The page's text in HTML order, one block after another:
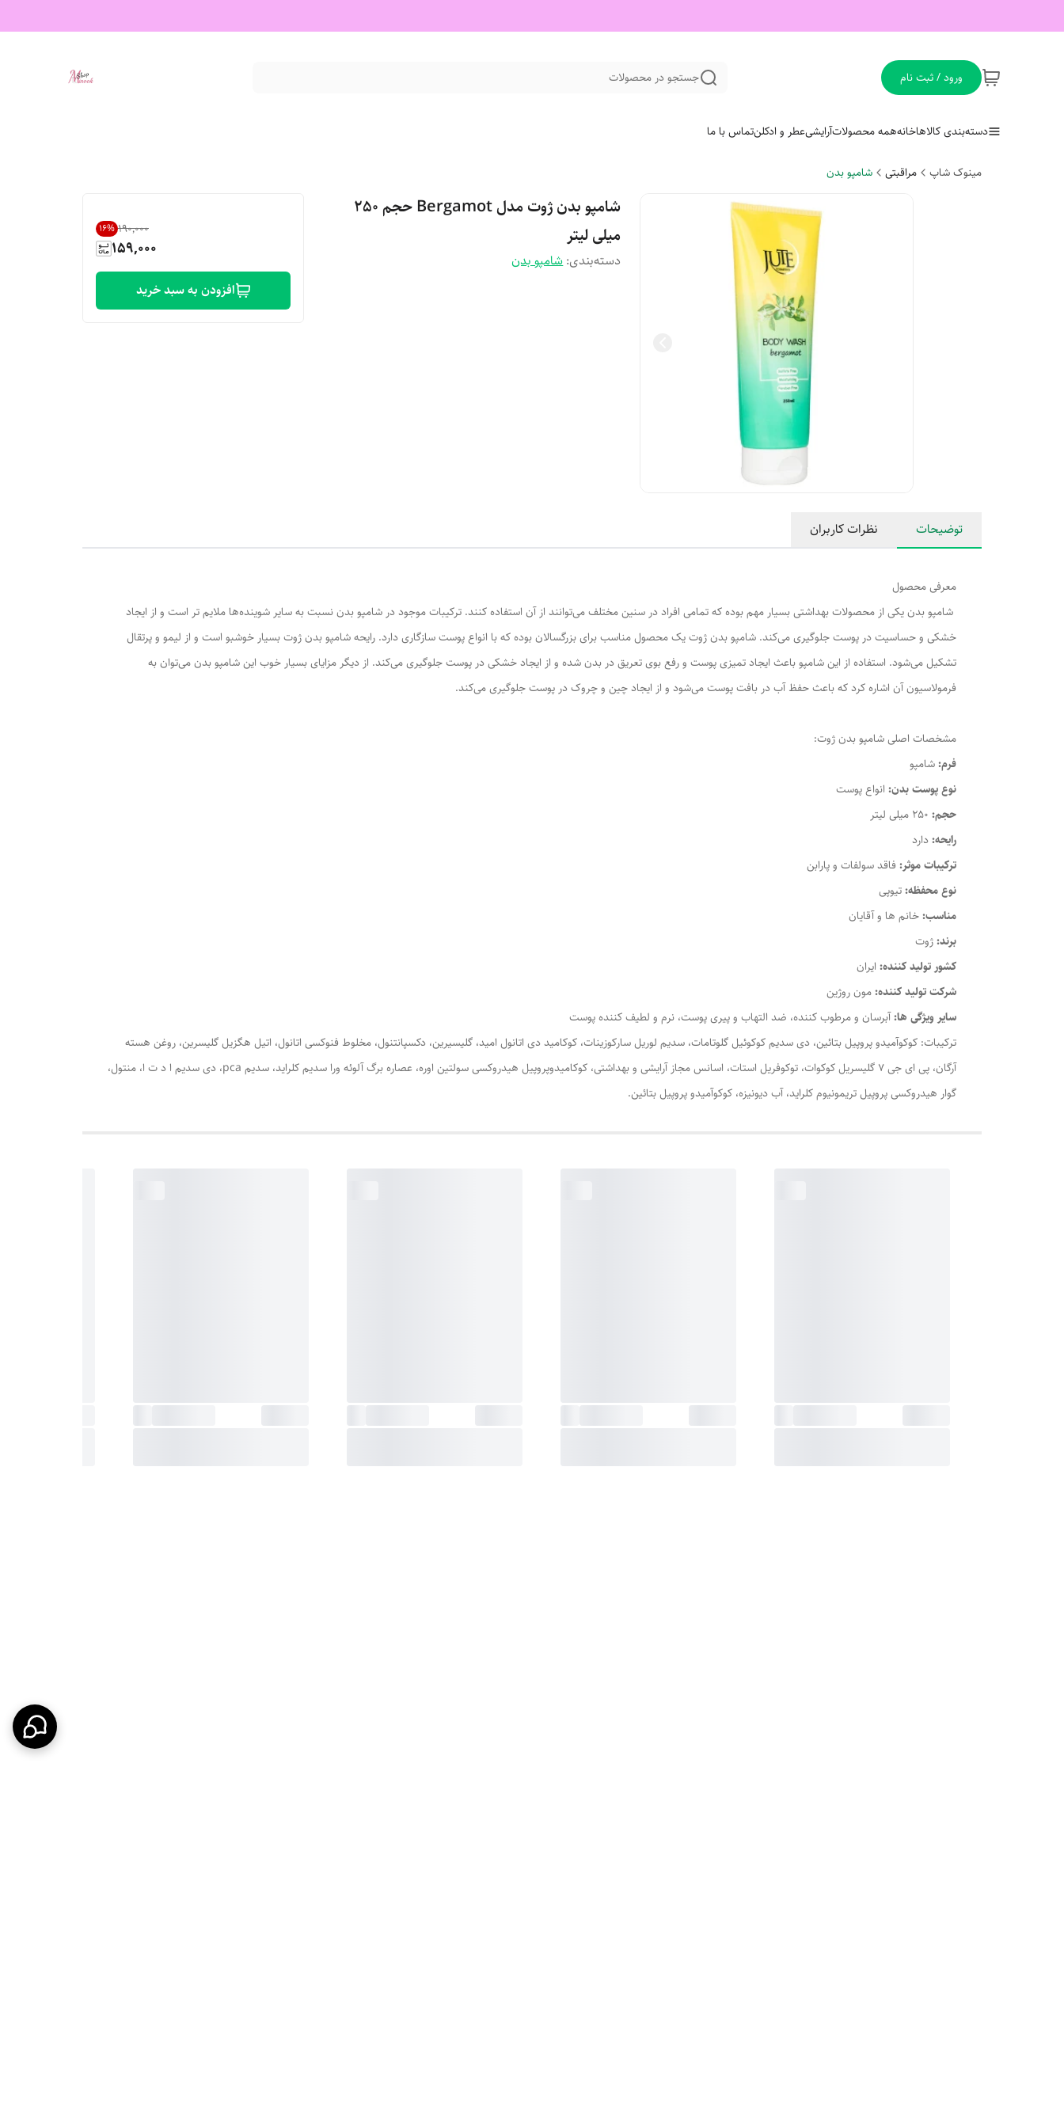
ورود / ثبت نام جستجو در محصولات
دسته‌بندی کالاهاخانههمه محصولاتآرایشیعطر و ادکلنتماس با ما
مینوک شاپ مراقبتی شامپو بدن
شامپو بدن ژوت مدل Bergamot حجم 250
میلی لیتر
دسته‌بندی:شامپو بدن
۱۹۰٬۰۰۰ 16%
159,000
افزودن به سبد خرید
توضیحات نظرات کاربران
معرفی محصول
شامپو بدن یکی از محصولات بهداشتی بسیار مهم بوده که تمامی افراد در سنین مختلف می‌توانند از آن استفاده کنند. ترکیبات موجود در شامپو بدن‌ نسبت به سایر شوینده‌ها ملایم تر است و از ایجاد
خشکی و حساسیت در پوست جلوگیری می‌کند. شامپو بدن ژوت یک محصول مناسب برای بزرگسالان بوده که با انواع پوست سازگاری دارد. رایحه شامپو بدن ژوت بسیار خوشبو است و از لیمو و پرتقال
تشکیل می‌شود. استفاده از این شامپو باعث ایجاد تمیزی پوست و رفع بوی تعریق در بدن شده و از ایجاد خشکی در پوست جلوگیری می‌کند. از دیگر مزایای بسیار خوب این شامپو بدن می‌توان به
فرمولاسیون آن اشاره کرد که باعث حفظ آب در بافت پوست می‌شود و از ایجاد چین و چروک در پوست جلوگیری می‌کند.
مشخصات اصلی شامپو بدن ژوت:
فرم:شامپو
نوع پوست بدن: انواع پوست
حجم:
رایحه:دارد
ترکیبات موثر: فاقد سولفات و پارابن
نوع محفظه:تیوپی
مناسب:خانم ها و آقایان
برند:ژوت
کشور تولید کننده: ایران
شرکت تولید کننده:مون روژین
سایر ویژگی ها:آبرسان و مرطوب کننده، ضد التهاب و پیری پوست، نرم و لطیف کننده پوست
ترکیبات: کوکوآمیدو پروپیل بتائین، دی سدیم کوکوئیل گلوتامات، سدیم لوریل سارکوزینات، کوکامید دی اتانول امید، گلیسیرین، دکسپانتنول، مخلوط فنوکسی اتانول، اتیل هگزیل گلیسرین، روغن هسته
آرگان، پی ای جی 7 گلیسریل کوکوات، توکوفریل استات، اسانس مجاز آرایشی و بهداشتی، کوکامیدوپروپیل هیدروکسی سولتین اوره، عصاره برگ آلوئه ورا سدیم کلراید، سدیم pca، دی سدیم ا د ت ا، منتول،
گوار هیدروکسی پروپیل تریمونیوم کلراید، آب دیونیزه، کوکوآمیدو پروپیل بتائین.